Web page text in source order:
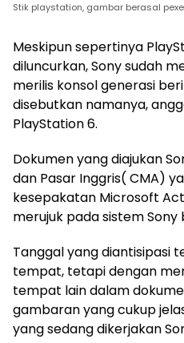
Stik playstation, gambar berasal
Meskipun sepertinya
diluncurkan, Sony sudah
merilis konsol generasi
disebutkan namanya,
PlayStation 6.
Dokumen yang diajukan
dan Pasar Inggris( CMA)
kesepakatan Microsoft
merujuk pada sistem Sony
Tanggal yang diantisipasi
tempat, tetapi dengan
tempat lain dalam
gambaran yang cukup
yang sedang dikerjakan